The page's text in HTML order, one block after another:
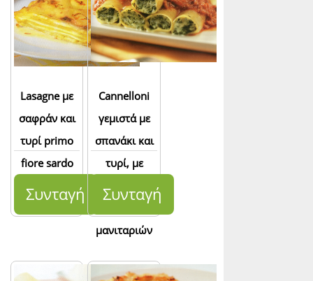
Lasagne με
σαφράν και
τυρί primo
fiore sardo
Συνταγή
Cannelloni
γεμιστά με
σπανάκι και
τυρί, με
σάλτσα κιμά
μανιταριών
Συνταγή